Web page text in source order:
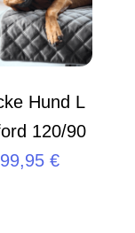
Hund L
120/90
99,95 €